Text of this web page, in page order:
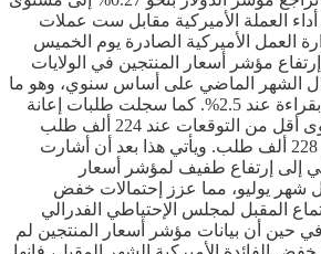
أداء العملة الأميركية مقابل ست عملات
العمل الأميركية الصادرة يوم الخميس
مؤشر أسعار المنتجين في الولايات
بنسبة 3.3% خلال الشهر الماضي على أساس سنوي، وهو ما
جاء أعلى من التوقعات بقراءة عند 2.5%. كما سجلت طلبات إعانة
البطالة الأسبوعية مستوى أقل من التوقعات عند 224 ألف طلب
مقابل تقديرات بإجمالي 228 ألف طلب. ويأتي هذا بعد أن أشارت
إلى إرتفاع طفيف لمؤشر أسعار
شهر يوليو، مما عزز إحتمالات خفض
المقبل لمجلس الإحتياطي الفدرالي
حين أن بيانات مؤشر أسعار المنتجين لم